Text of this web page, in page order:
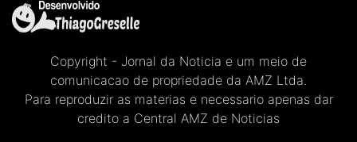
Copyright - Jornal da Noticia e um meio de
comunicacao de propriedade da AMZ Ltda.
Para reproduzir as materias e necessario apenas dar
credito a Central AMZ de Noticias